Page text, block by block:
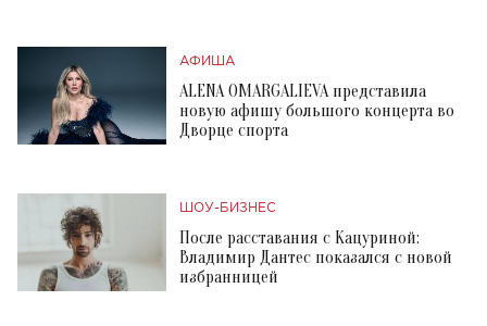
АФИША
ALENA OMARGALIEVA представила
новую афишу большого концерта во
Дворце спорта
ШОУ-БИЗНЕС
После расставания с Кацуриной:
Владимир Дантес показался с новой
избранницей